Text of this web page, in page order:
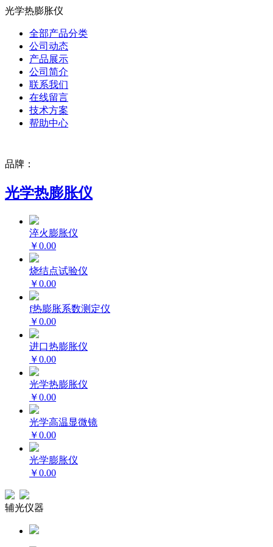
光学热膨胀仪
全部产品分类
公司动态
产品展示
公司简介
联系我们
在线留言
技术方案
帮助中心
品牌：
光学热膨胀仪
淬火膨胀仪
￥0.00
烧结点试验仪
￥0.00
f热膨胀系数测定仪
￥0.00
进口热膨胀仪
￥0.00
光学热膨胀仪
￥0.00
光学高温显微镜
￥0.00
光学膨胀仪
￥0.00
辅光仪器